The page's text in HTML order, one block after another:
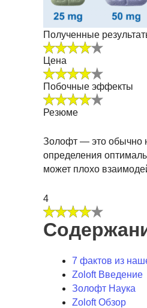
Полученные
Цена
Побочные эффекты
Резюме
Золофт — это обычно
определения
может плохо
4
7 фактов из
Zoloft Введение
Золофт Наука
Zoloft Обзор